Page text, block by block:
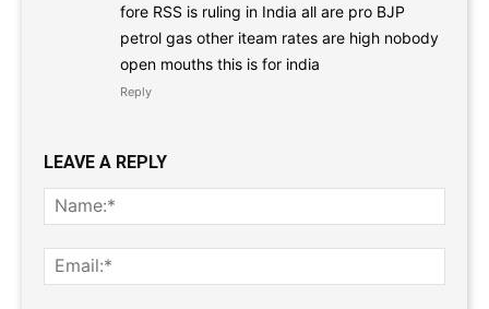
fore RSS is ruling in India all are pro BJP
petrol gas other iteam rates are high nobody
open mouths this is for india
Reply
LEAVE A REPLY